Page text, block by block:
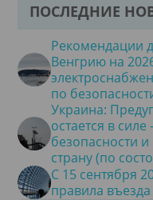
ПОСЛЕДНИЕ
Рекомендации
Венгрию на
по
Украина:
остается в
безопасности
страну (по
С 15 сентября
правила